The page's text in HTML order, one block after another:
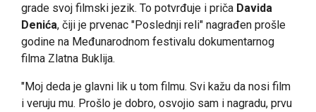
grade svoj filmski jezik. To potvrđuje i priča Davida
Denića, čiji je prvenac "Poslednji reli" nagrađen prošle
godine na Međunarodnom festivalu dokumentarnog
filma Zlatna Buklija.
"Moj deda je glavni lik u tom filmu. Svi kažu da nosi film
i veruju mu. Prošlo je dobro, osvojio sam i nagradu, prvu